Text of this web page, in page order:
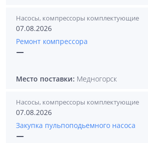
Насосы, компрессоры комплектующие
07.08.2026
Ремонт компрессора
—
Место поставки: Медногорск
Насосы, компрессоры комплектующие
07.08.2026
Закупка пульпоподьемного насоса
—